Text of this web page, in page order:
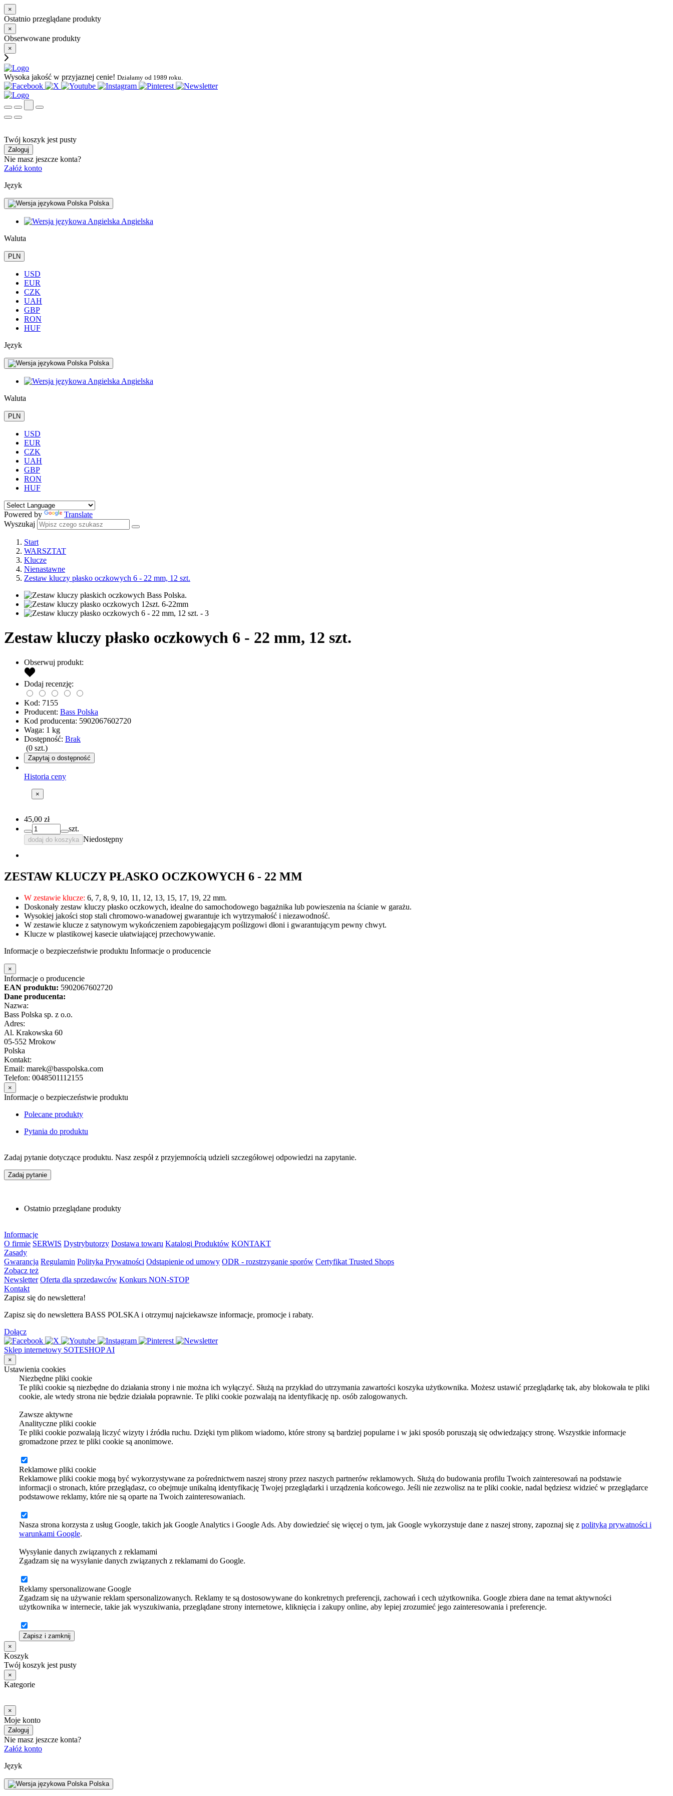
×
Ostatnio przeglądane produkty
×
Obserwowane produkty
×
Wysoka jakość w przyjaznej cenie! Działamy od 1989 roku.
Twój koszyk jest pusty
Zaloguj
Nie masz jeszcze konta?
Załóż konto
Język
Polska
Angielska
Waluta
PLN
USD
EUR
CZK
UAH
GBP
RON
HUF
Język
Polska
Angielska
Waluta
PLN
USD
EUR
CZK
UAH
GBP
RON
HUF
Powered by
Translate
Wyszukaj
Start
WARSZTAT
Klucze
Nienastawne
Zestaw kluczy płasko oczkowych 6 - 22 mm, 12 szt.
Zestaw kluczy płasko oczkowych 6 - 22 mm, 12 szt.
Obserwuj produkt:
Dodaj recenzję:
Kod: 7155
Producent: Bass Polska
Kod producenta: 5902067602720
Waga: 1 kg
Dostępność: Brak
(0 szt.)
Zapytaj o dostępność
Historia ceny
×
45,00 zł
szt.
dodaj do koszyka Niedostępny
ZESTAW KLUCZY PŁASKO OCZKOWYCH 6 - 22 MM
W zestawie klucze: 6, 7, 8, 9, 10, 11, 12, 13, 15, 17, 19, 22 mm.
Doskonały zestaw kluczy płasko oczkowych, idealne do samochodowego bagażnika lub powieszenia na ścianie w garażu.
Wysokiej jakości stop stali chromowo-wanadowej gwarantuje ich wytrzymałość i niezawodność.
W zestawie klucze z satynowym wykończeniem zapobiegającym poślizgowi dłoni i gwarantującym pewny chwyt.
Klucze w plastikowej kasecie ułatwiającej przechowywanie.
Informacje o bezpieczeństwie produktu Informacje o producencie
×
Informacje o producencie
EAN produktu: 5902067602720
Dane producenta:
Nazwa:
Bass Polska sp. z o.o.
Adres:
Al. Krakowska 60
05-552 Mrokow
Polska
Kontakt:
Email: marek@basspolska.com
Telefon: 0048501112155
×
Informacje o bezpieczeństwie produktu
Polecane produkty
Pytania do produktu
Zadaj pytanie dotyczące produktu. Nasz zespół z przyjemnością udzieli szczegółowej odpowiedzi na zapytanie.
Zadaj pytanie
Ostatnio przeglądane produkty
Informacje
O firmie SERWIS Dystrybutorzy Dostawa towaru Katalogi Produktów KONTAKT
Zasady
Gwarancja Regulamin Polityka Prywatności Odstąpienie od umowy ODR - rozstrzyganie sporów Certyfikat Trusted Shops
Zobacz też
Newsletter Oferta dla sprzedawców Konkurs NON-STOP
Kontakt
Zapisz się do newslettera!
Zapisz się do newslettera BASS POLSKA i otrzymuj najciekawsze informacje, promocje i rabaty.
Dołącz
Sklep internetowy SOTESHOP AI
×
Ustawienia cookies
Niezbędne pliki cookie
Te pliki cookie są niezbędne do działania strony i nie można ich wyłączyć. Służą na przykład do utrzymania zawartości koszyka użytkownika. Możesz ustawić przeglądarkę tak, aby blokowała te pliki
cookie, ale wtedy strona nie będzie działała poprawnie. Te pliki cookie pozwalają na identyfikację np. osób zalogowanych.
Zawsze aktywne
Analityczne pliki cookie
Te pliki cookie pozwalają liczyć wizyty i źródła ruchu. Dzięki tym plikom wiadomo, które strony są bardziej popularne i w jaki sposób poruszają się odwiedzający stronę. Wszystkie informacje
gromadzone przez te pliki cookie są anonimowe.
Reklamowe pliki cookie
Reklamowe pliki cookie mogą być wykorzystywane za pośrednictwem naszej strony przez naszych partnerów reklamowych. Służą do budowania profilu Twoich zainteresowań na podstawie
informacji o stronach, które przeglądasz, co obejmuje unikalną identyfikację Twojej przeglądarki i urządzenia końcowego. Jeśli nie zezwolisz na te pliki cookie, nadal będziesz widzieć w przeglądarce
podstawowe reklamy, które nie są oparte na Twoich zainteresowaniach.
Nasza strona korzysta z usług Google, takich jak Google Analytics i Google Ads. Aby dowiedzieć się więcej o tym, jak Google wykorzystuje dane z naszej strony, zapoznaj się z polityką prywatności i
warunkami Google.
Wysyłanie danych związanych z reklamami
Zgadzam się na wysyłanie danych związanych z reklamami do Google.
Reklamy spersonalizowane Google
Zgadzam się na używanie reklam spersonalizowanych. Reklamy te są dostosowywane do konkretnych preferencji, zachowań i cech użytkownika. Google zbiera dane na temat aktywności
użytkownika w internecie, takie jak wyszukiwania, przeglądane strony internetowe, kliknięcia i zakupy online, aby lepiej zrozumieć jego zainteresowania i preferencje.
Zapisz i zamknij
×
Koszyk
Twój koszyk jest pusty
×
Kategorie
×
Moje konto
Zaloguj
Nie masz jeszcze konta?
Załóż konto
Język
Polska